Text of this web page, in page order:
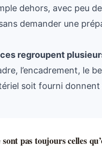
dehors, avec peu
demander une
regroupent
l’encadrement, le
soit fourni
pas toujours celles